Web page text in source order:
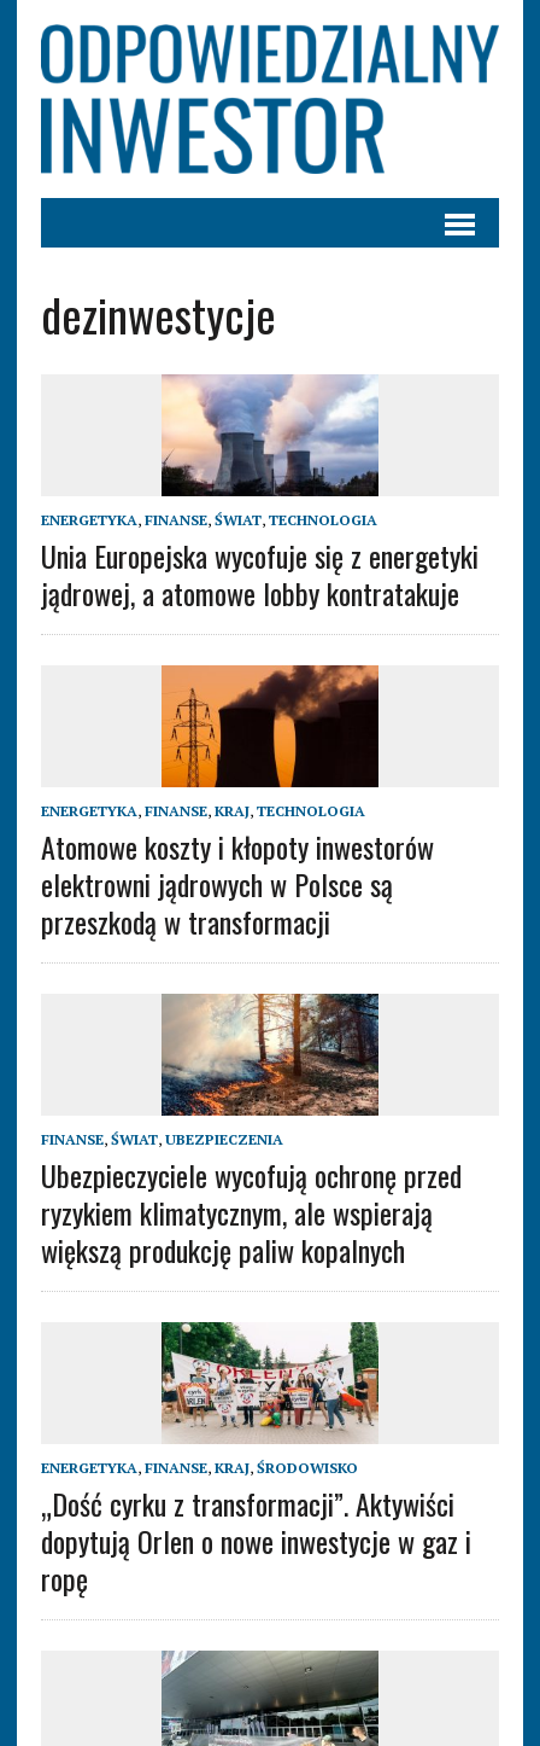
dezinwestycje
ENERGETYKA, FINANSE, ŚWIAT, TECHNOLOGIA
Unia Europejska wycofuje się z energetyki
jądrowej, a atomowe lobby kontratakuje
ENERGETYKA, FINANSE, KRAJ, TECHNOLOGIA
Atomowe koszty i kłopoty inwestorów
elektrowni jądrowych w Polsce są
przeszkodą w transformacji
FINANSE, ŚWIAT, UBEZPIECZENIA
Ubezpieczyciele wycofują ochronę przed
ryzykiem klimatycznym, ale wspierają
większą produkcję paliw kopalnych
ENERGETYKA, FINANSE, KRAJ, ŚRODOWISKO
„Dość cyrku z transformacji”. Aktywiści
dopytują Orlen o nowe inwestycje w gaz i
ropę